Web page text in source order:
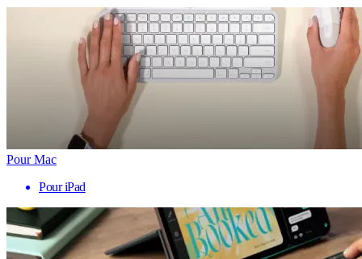
Pour Mac
Pour iPad